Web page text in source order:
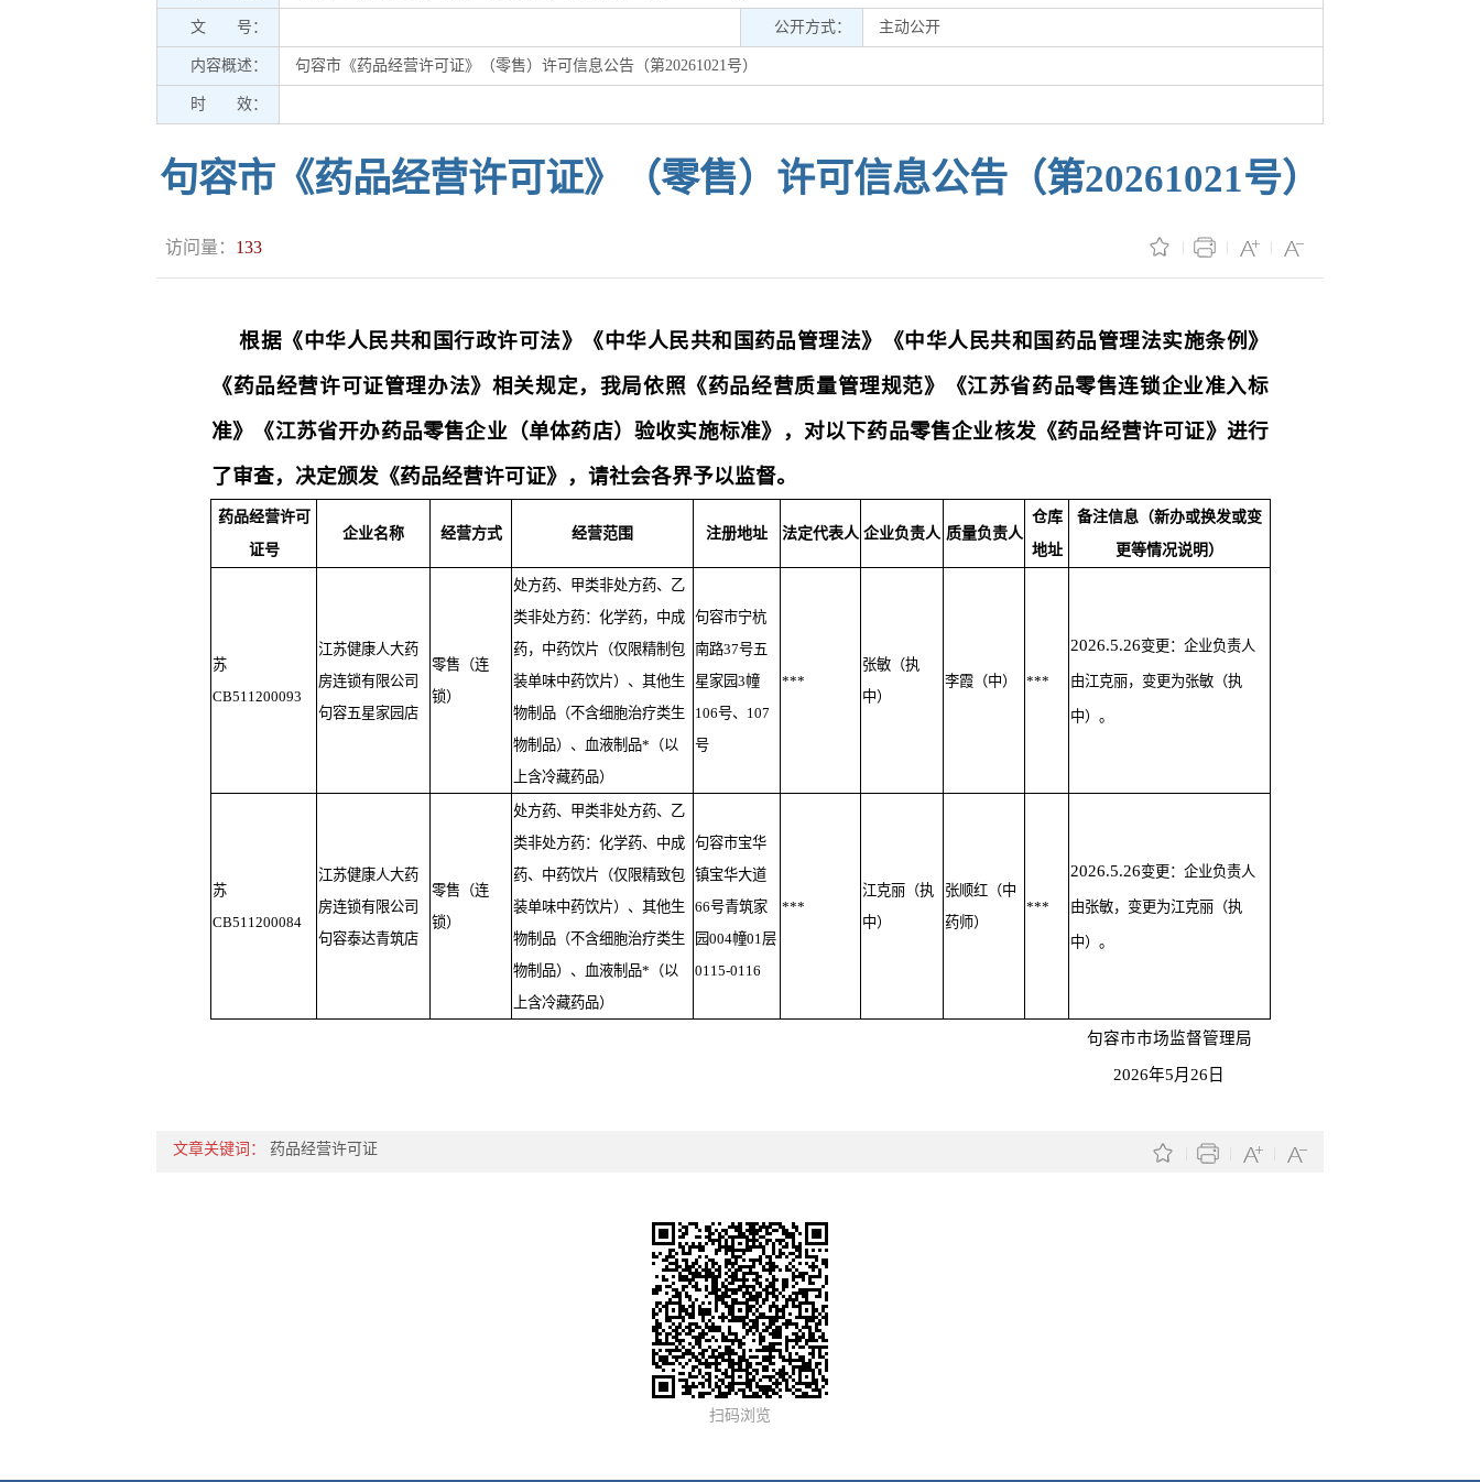
文 号： 公开方式： 主动公开
内容概述： 句容市《药品经营许可证》（零售）许可信息公告（第20261021号）
时 效：
句容市《药品经营许可证》（零售）许可信息公告（第20261021号）
访问量： 133
根据《中华人民共和国行政许可法》《中华人民共和国药品管理法》《中华人民共和国药品管理法实施条例》
《药品经营许可证管理办法》相关规定，我局依照《药品经营质量管理规范》《江苏省药品零售连锁企业准入标
准》《江苏省开办药品零售企业（单体药店）验收实施标准》，对以下药品零售企业核发《药品经营许可证》进行
了审查，决定颁发《药品经营许可证》，请社会各界予以监督。
药品经营许可
证号
企业名称 经营方式 经营范围 注册地址 法定代表人 企业负责人 质量负责人
仓库
地址
备注信息（新办或换发或变
更等情况说明）
苏
CB511200093
江苏健康人大药
房连锁有限公司
句容五星家园店
零售（连
锁）
处方药、甲类非处方药、乙
类非处方药：化学药，中成
药，中药饮片（仅限精制包
装单味中药饮片）、其他生
物制品（不含细胞治疗类生
物制品）、血液制品*（以
上含冷藏药品）
句容市宁杭
南路37号五
星家园3幢
106号、107
号
***
张敏（执
中）
李霞（中） ***
2026.5.26变更：企业负责人
由江克丽，变更为张敏（执
中）。
苏
CB511200084
江苏健康人大药
房连锁有限公司
句容泰达青筑店
零售（连
锁）
处方药、甲类非处方药、乙
类非处方药：化学药、中成
药、中药饮片（仅限精致包
装单味中药饮片）、其他生
物制品（不含细胞治疗类生
物制品）、血液制品*（以
上含冷藏药品）
句容市宝华
镇宝华大道
66号青筑家
园004幢01层
0115-0116
***
江克丽（执
中）
张顺红（中
药师）
***
2026.5.26变更：企业负责人
由张敏，变更为江克丽（执
中）。
句容市市场监督管理局
2026年5月26日
文章关键词： 药品经营许可证
扫码浏览